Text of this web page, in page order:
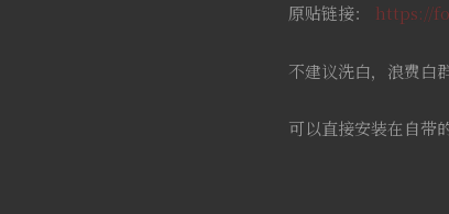
原贴链接： https://
不建议洗白，浪费白
可以直接安装在自带